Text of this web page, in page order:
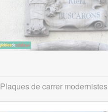
Plaques de carrer modernistes